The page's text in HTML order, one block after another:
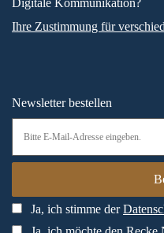
Digitale Kommunikation?
Ihre Zustimmung für
Newsletter bestellen
Ja, ich stimme der